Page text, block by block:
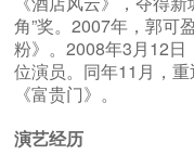
角”奖。2007年，郭可
粉》。2008年3月12日
位演员。同年11月，
《富贵门》。
演艺经历